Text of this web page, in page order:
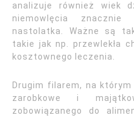
analizuje również wiek
niemowlęcia
nastolatka. Ważne są
takie jak np. przewlekła
kosztownego leczenia.
Drugim filarem, na
zarobkowe i
zobowiązanego do